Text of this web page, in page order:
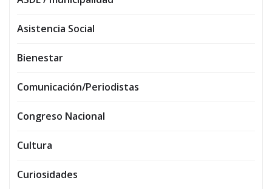
Asistencia Social
Bienestar
Comunicación/Periodistas
Congreso Nacional
Cultura
Curiosidades